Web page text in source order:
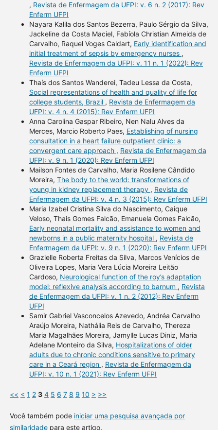
, Revista de Enfermagem da UFPI: v. 6 n. 2 (2017): Rev
Enferm UFPI
Nayara Kalila dos Santos Bezerra, Paulo Sérgio da Silva,
Jackeline da Costa Maciel, Fabíola Christian Almeida de
Carvalho, Raquel Voges Caldart, Early identification and
initial treatment of sepsis by emergency nurses ,
Revista de Enfermagem da UFPI: v. 11 n. 1 (2022): Rev
Enferm UFPI
Thaís dos Santos Wanderei, Tadeu Lessa da Costa,
Social representations of health and quality of life for
college students, Brazil , Revista de Enfermagem da
UFPI: v. 4 n. 4 (2015): Rev Enferm UFPI
Anna Carolina Gaspar Ribeiro, Nen Nalu Alves da
Merces, Marcio Roberto Paes, Establishing of nursing
consultation in a heart failure outpatient clinic: a
convergent care approach , Revista de Enfermagem da
UFPI: v. 9 n. 1 (2020): Rev Enferm UFPI
Mailson Fontes de Carvalho, Maria Rosilene Cândido
Moreira, The body to the world: transformations of
young in kidney replacement therapy , Revista de
Enfermagem da UFPI: v. 4 n. 3 (2015): Rev Enferm UFPI
Maria Izabel Cristina Silva do Nascimento, Caique
Veloso, Thais Gomes Falcão, Emanuela Gomes Falcão,
Early neonatal mortality and assistance to women and
newborns in a public maternity hospital , Revista de
Enfermagem da UFPI: v. 9 n. 1 (2020): Rev Enferm UFPI
Grazielle Roberta Freitas da Silva, Marcos Venícios de
Oliveira Lopes, Maria Vera Lúcia Moreira Leitão
Cardoso, Neurological function of the roy’s adaptation
model: reflexive analysis according to barnum , Revista
de Enfermagem da UFPI: v. 1 n. 2 (2012): Rev Enferm
UFPI
Samir Gabriel Vasconcelos Azevedo, Andréa Carvalho
Araújo Moreira, Nathália Reis de Carvalho, Thereza
Maria Magalhães Moreira, Jamylle Lucas Diniz, Maria
Adelane Monteiro da Silva, Hospitalizations of older
adults due to chronic conditions sensitive to primary
care in a Ceará region , Revista de Enfermagem da
UFPI: v. 10 n. 1 (2021): Rev Enferm UFPI
<< < 1 2 3 4 5 6 7 8 9 10 > >>
Você também pode iniciar uma pesquisa avançada por
similaridadepara este artigo.